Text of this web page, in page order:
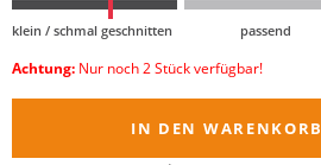
klein / schmal geschnitten passend
Achtung: Nur noch 2 Stück verfügbar!
IN DEN WARENKORB